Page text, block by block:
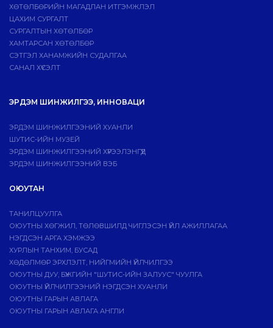
ХӨТӨЛБӨРИЙН МАГАДЛАН ИТГЭМЖЛЭЛ
ЦАХИМ СУРГАЛТ
СУРГАЛТЫН ХӨТӨЛБӨР
ХАМТАРСАН ХӨТӨЛБӨР
СЭТГЭЛ ХАНАМЖИЙН СУДАЛГАА
САНАЛ ХҮСЭЛТ
ЭРДЭМ ШИНЖИЛГЭЭ, ИННОВАЦИ
ЭРДЭМ ШИНЖИЛГЭЭНИЙ ХУАНЛИ
ШУТИС-ИЙН МУЗЕЙ
ЭРДЭМ ШИНЖИЛГЭЭНИЙ ХҮРЭЭЛЭНГҮҮД
ЭРДЭМ ШИНЖИЛГЭЭНИЙ ВЭБ
ОЮУТАН
ТАНИЛЦУУЛГА
ОЮУТНЫ ХӨГЖИЛ, ТӨЛӨВШИЛД ЧИГЛЭСЭН ҮЙЛ АЖИЛЛАГАА
НЭГДСЭН АРГА ХЭМЖЭЭ
ХУРЛЫН ТАНХИМ, БУСАД
ХӨДӨЛМӨР ЭРХЛЭЛТ, НИЙГМИЙН ҮЙЛЧИЛГЭЭ
ОЮУТНЫ ДУУ, БҮЖГИЙН "ШУТИС-ИЙН ЗАЛУУС" ЧУУЛГА
ОЮУТНЫ ҮЙЛЧИЛГЭЭНИЙ НЭГДСЭН ХУАНЛИ
ОЮУТНЫ ГАРЫН АВЛАГА
ОЮУТНЫ ГАРЫН АВЛАГА АНГЛИ